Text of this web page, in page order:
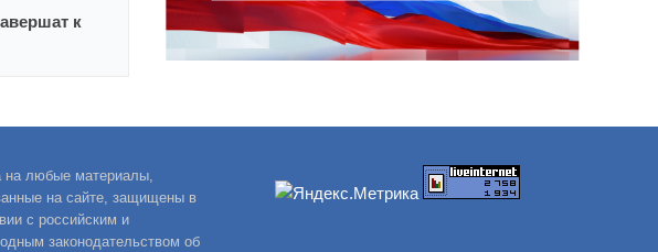
к
на любые материалы,
на сайте, защищены в
с российским и
законодательством об